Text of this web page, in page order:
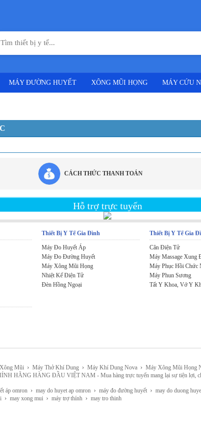
MÁY ĐƯỜNG HUYẾT XÔNG MŨI HỌNG MÁY CỨU
CÁCH THỨC THANH TOÁN
Hỗ trợ trực tuyến
Thiết Bị Y Tế Gia Đình
Máy Đo Huyết Áp
Máy Đo Đường Huyết
Máy Xông Mũi Họng
Nhiệt Kế Điện Tử
Đèn Hồng Ngoại
Thiết Bị Y Tế Gia
Cân Điện Tử
Máy Massage Xung
Máy Phục Hồi Chức
Máy Phun Sương
Tất Y Khoa, Vớ Y
Mũi › Máy Thở Khí Dung › Máy Khí Dung Nova › Máy Xông Mũi Họng
HÀNG ĐẦU VIỆT NAM - Mua hàng trực tuyến mang lại sự tiện lợi,
áp omron › may do huyet ap omron › máy đo đường huyết › may do duong
› may xong mui › máy trợ thính › may tro thinh